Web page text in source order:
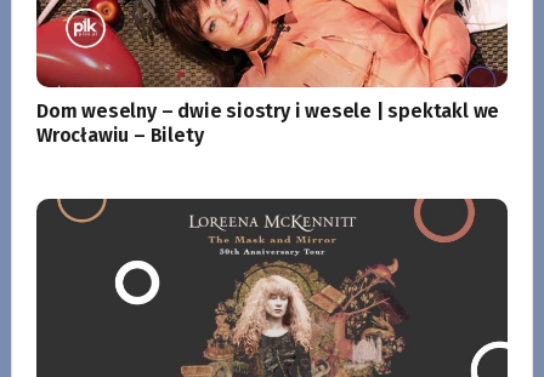
Dom weselny – dwie siostry i wesele | spektakl we
Wrocławiu – Bilety